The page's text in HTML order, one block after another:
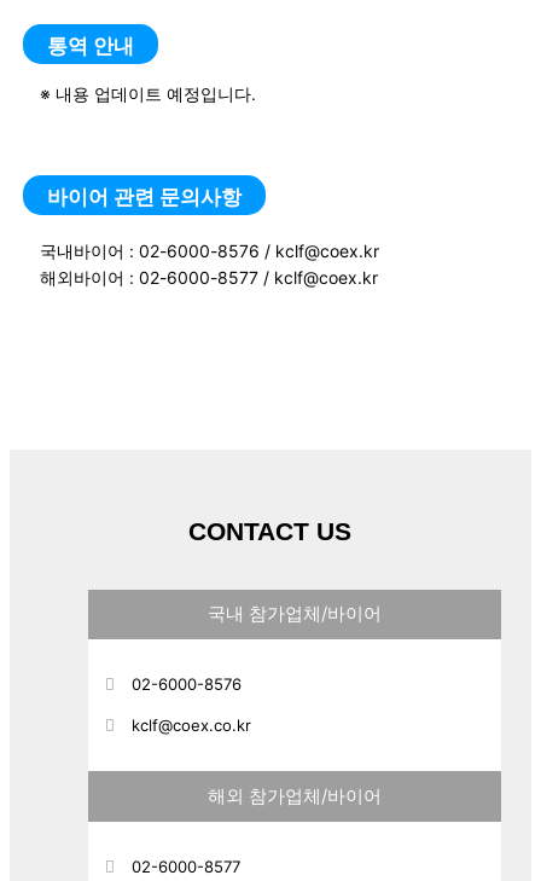
통역 안내
※ 내용 업데이트 예정입니다.
바이어 관련 문의사항
국내바이어 : 02-6000-8576 / kclf@coex.kr
해외바이어 : 02-6000-8577 / kclf@coex.kr
CONTACT US
국내 참가업체/바이어
02-6000-8576
kclf@coex.co.kr
해외 참가업체/바이어
02-6000-8577